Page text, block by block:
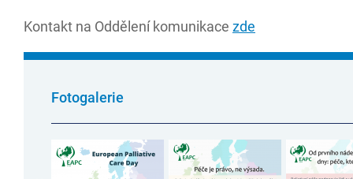
Kontakt na Oddělení komunikace zde
Fotogalerie